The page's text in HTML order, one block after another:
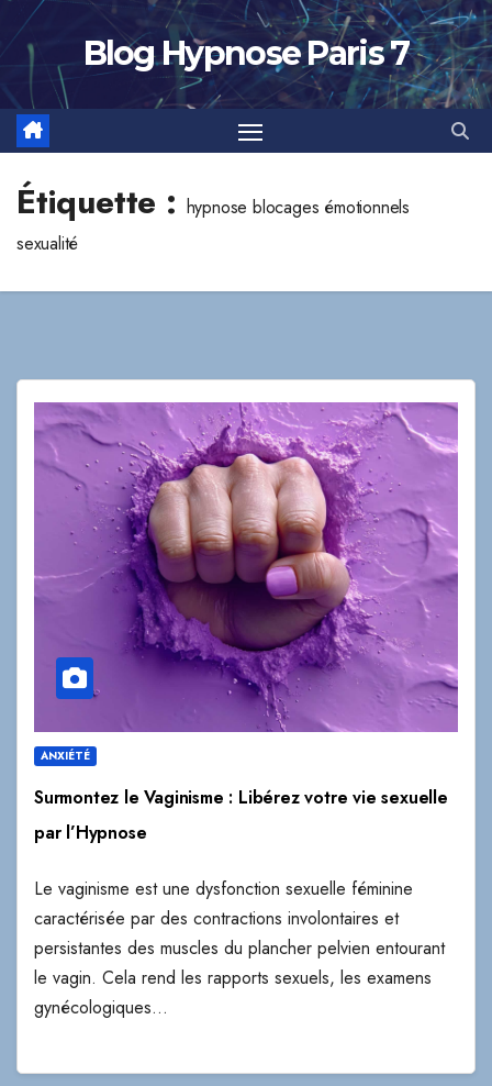
Skip
content
Blog Hypnose Paris 7
Étiquette : hypnose blocages émotionnels
sexualité
ANXIÉTÉ
Surmontez le Vaginisme : Libérez votre vie sexuelle
par l’Hypnose
Le vaginisme est une dysfonction sexuelle féminine
caractérisée par des contractions involontaires et
persistantes des muscles du plancher pelvien entourant
le vagin. Cela rend les rapports sexuels, les examens
gynécologiques…